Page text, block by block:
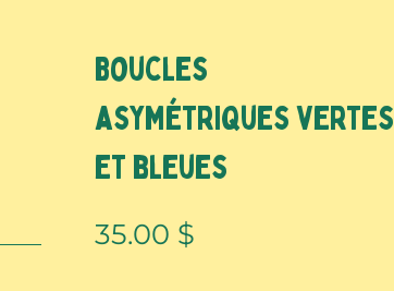
Boucles
asymétriques vertes
et bleues
35.00 $